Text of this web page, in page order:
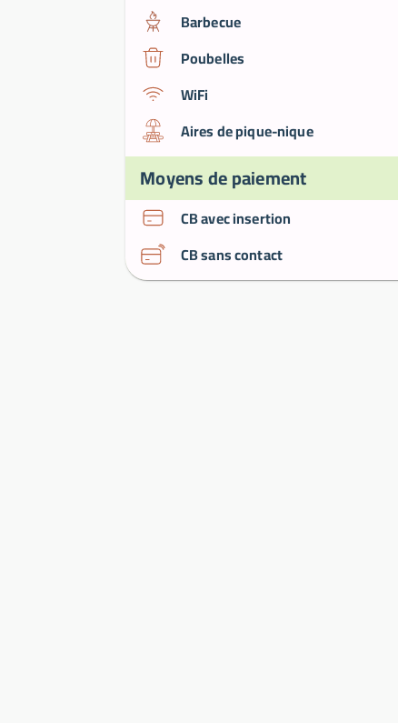
Barbecue
Poubelles
WiFi
Aires de pique-nique
Moyens de paiement
CB avec insertion
CB sans contact